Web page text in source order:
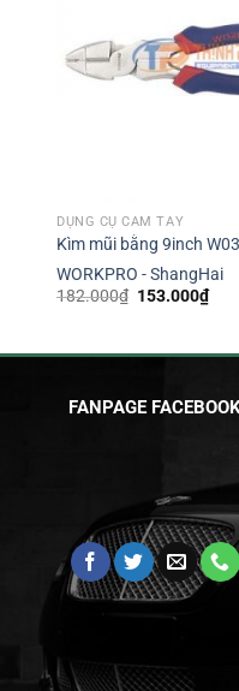
DỤNG CỤ CẦM TAY
Kìm mũi bằng 9inch
WORKPRO - ShangHai
182.000₫ Giá
153.000₫Giá
hiện
FANPAGE